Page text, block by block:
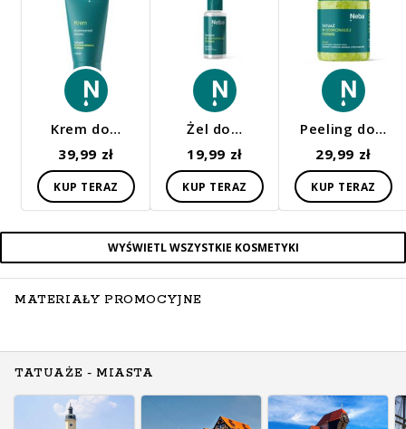
Krem do…
39,99 zł
KUP TERAZ
Żel do…
19,99 zł
KUP TERAZ
Peeling do…
29,99 zł
KUP TERAZ
WYŚWIETL WSZYSTKIE KOSMETYKI
MATERIAŁY PROMOCYJNE
TATUAŻE - MIASTA